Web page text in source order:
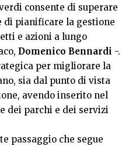
consente di superare
di pianificare la gestione
e azioni a lungo
Domenico Bennardi -.
per migliorare la
sia dal punto di vista
avendo inserito nel
dei parchi e dei servizi
passaggio che segue